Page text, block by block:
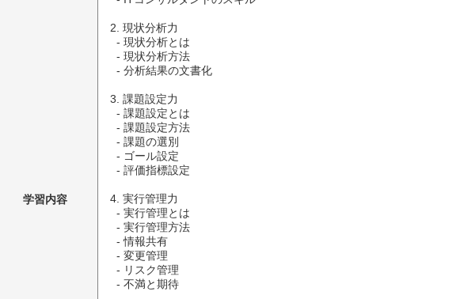
学習内容
2. 現状分析力
3. 課題設定力
4. 実行管理力